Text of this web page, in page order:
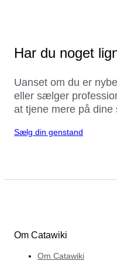
Har du noget
Uanset om du er
eller sælger
at tjene mere på dine
Sælg din genstand
Om Catawiki
Om Catawiki